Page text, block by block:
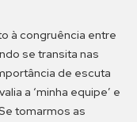
à congruência entre
se transita nas
de escuta
a ‘minha equipe’ e
tomarmos as